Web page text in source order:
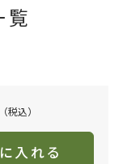
覧
入れる